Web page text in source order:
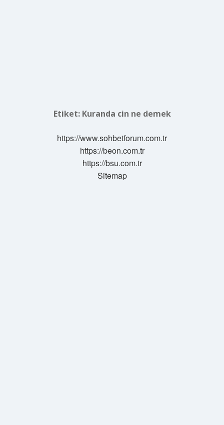
Etiket: Kuranda cin ne demek
https://www.sohbetforum.com.tr
https://beon.com.tr
https://bsu.com.tr
Sitemap